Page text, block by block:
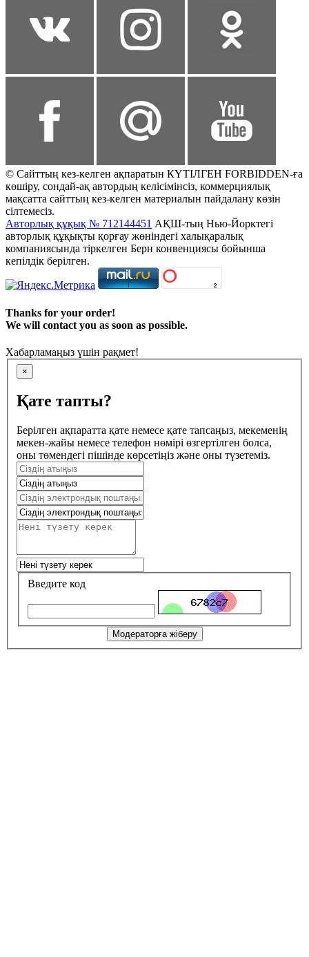
© Сайттың кез-келген ақпаратын КҮТІЛГЕН FORBIDDEN-ға
көшіру, сондай-ақ автордың келісімінсіз, коммерциялық
мақсатта сайттың кез-келген материалын пайдалану көзін
сілтемесіз.
Авторлық құқық № 712144451 АҚШ-тың Нью-Йорктегі
авторлық құқықты қорғау жөніндегі халықаралық
компаниясында тіркелген Берн конвенциясы бойынша
кепілдік берілген.
Thanks for your order!
We will contact you as soon as possible.
Хабарламаңыз үшін рақмет!
×
Қате тапты?
Берілген ақпаратта қате немесе қате тапсаңыз, мекеменің
мекен-жайы немесе телефон нөмірі өзгертілген болса,
оны төмендегі пішінде көрсетіңіз және оны түзетеміз.
Введите код
Модераторға жіберу